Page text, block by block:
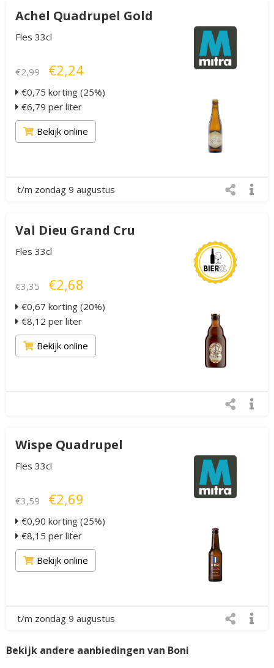
Achel Quadrupel Gold
Fles 33cl
€2,99 €2,24
€0,75 korting (25%)
€6,79 per liter
Bekijk online
t/m zondag 9 augustus
Val Dieu Grand Cru
Fles 33cl
€3,35 €2,68
€0,67 korting (20%)
€8,12 per liter
Bekijk online
Wispe Quadrupel
Fles 33cl
€3,59 €2,69
€0,90 korting (25%)
€8,15 per liter
Bekijk online
t/m zondag 9 augustus
Bekijk andere aanbiedingen van Boni